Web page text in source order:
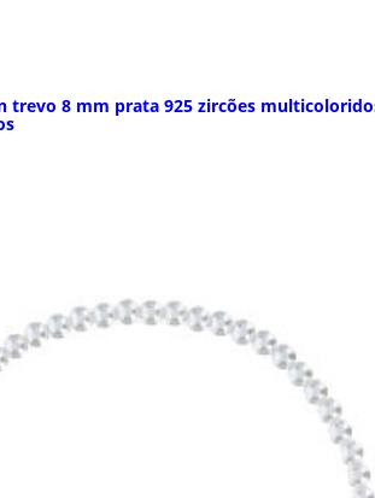
trevo 8 mm prata 925 zircões